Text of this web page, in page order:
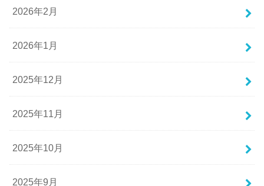
2026年2月
2026年1月
2025年12月
2025年11月
2025年10月
2025年9月